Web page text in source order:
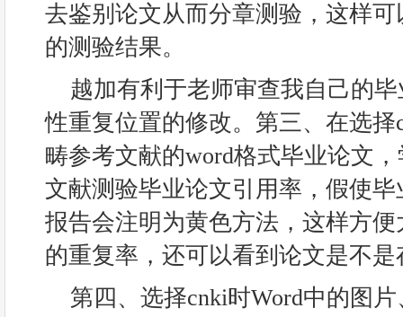
去鉴别论文从而分章测验，这样
的测验结果。
越加有利于老师审查我自己的
性重复位置的修改。第三、在选
畴参考文献的word格式毕业论文
文献测验毕业论文引用率，假使
报告会注明为黄色方法，这样方
的重复率，还可以看到论文是不
第四、选择cnki时Word中的图